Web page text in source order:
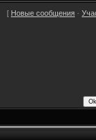
[ Новые сообщения ·